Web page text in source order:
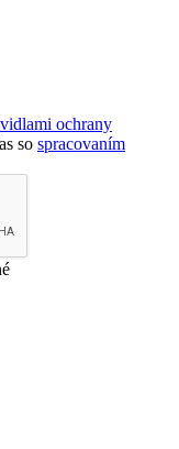
ochrany
so spracovaním